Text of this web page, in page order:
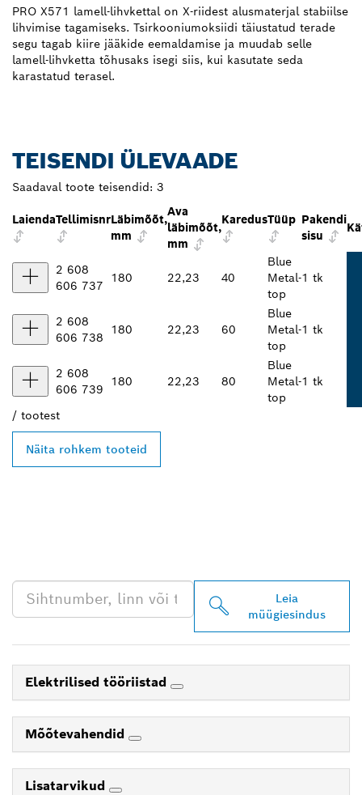
PRO X571 lamell-lihvkettal on X-riidest alusmaterjal stabiilse
lihvimise tagamiseks. Tsirkooniumoksiidi täiustatud terade
segu tagab kiire jääkide eemaldamise ja muudab selle
lamell-lihvketta tõhusaks isegi siis, kui kasutate seda
karastatud terasel.
TEISENDI ÜLEVAADE
Saadaval toote teisendid: 3
LaiendaTellimisnrLäbimõõt,
mm
Ava
läbimõõt,
mm
KaredusTüüp Pakendi
sisu
2 608
606 737
180 22,23 40
Blue
Metal-
top
1 tk
2 608
606 738
180 22,23 60
Blue
Metal-
top
1 tk
2 608
606 739
180 22,23 80
Blue
Metal-
top
1 tk
/ tootest
Näita rohkem tooteid
Leia
müügiesindus
Elektrilised tööriistad
Mõõtevahendid
Lisatarvikud